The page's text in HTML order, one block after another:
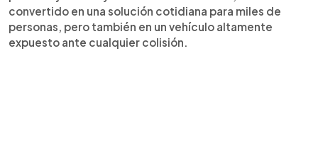
convertido en una solución cotidiana para miles de
personas, pero también en un vehículo altamente
expuesto ante cualquier colisión.